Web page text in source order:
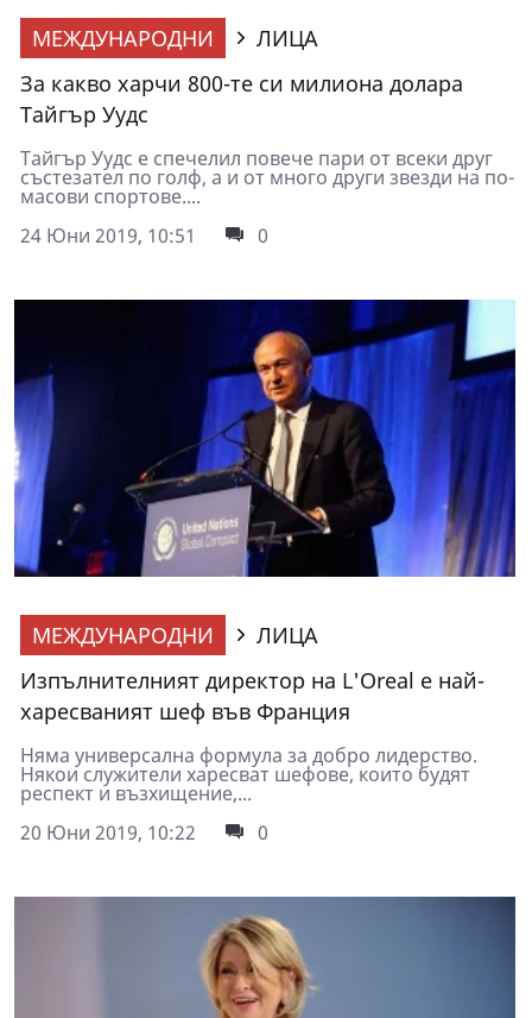
МЕЖДУНАРОДНИ
ЛИЦА
За какво харчи 800-те си милиона долара
Тайгър Уудс
Тайгър Уудс е спечелил повече пари от всеки друг
състезател по голф, а и от много други звезди на по-
масови спортове....
24 Юни 2019, 10:51
0
МЕЖДУНАРОДНИ
ЛИЦА
Изпълнителният директор на L'Oreal е най-
харесваният шеф във Франция
Няма универсална формула за добро лидерство.
Някои служители харесват шефове, които будят
респект и възхищение,...
20 Юни 2019, 10:22
0